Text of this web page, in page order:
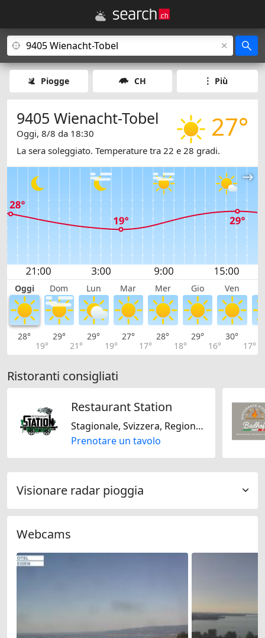
Piogge CH Più
27°
9405 Wienacht-Tobel
Oggi, 8/8 da 18:30
La sera soleggiato. Temperature tra 22 e 28 gradi.
Oggi Dom Lun Mar Mer Gio Ven
28°
19°
29°
21°
29°
19°
27°
17°
28°
18°
29°
16°
30°
17°
Ristoranti consigliati
Restaurant Station
Stagionale, Svizzera, Regionale
Prenotare un tavolo
Visionare radar pioggia
Webcams